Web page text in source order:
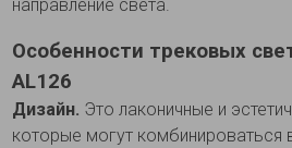
направление света.
Особенности трековых
AL126
Дизайн. Это лаконичные и
которые могут комбинироваться